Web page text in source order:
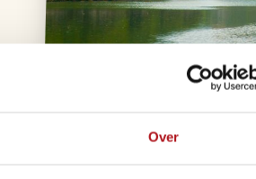
Over
naar volgende plaats